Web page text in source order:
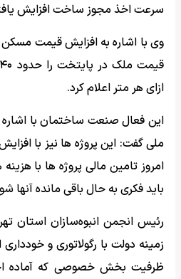
سرعت اخذ مجوز ساخت افزایش
وی با اشاره به افزایش قیمت
ازای هر متر اعلام کرد.
این فعال صنعت ساختمان با
ملی گفت: این پروژه ها نیز با
امروز تامین مالی پروژه ها با
باید فکری به حال باقی مانده آنها
رئیس انجمن انبوه‌سازان استان
زمینه دولت با رگولاتوری و خودداری
ظرفیت بخش خصوصی که آماده